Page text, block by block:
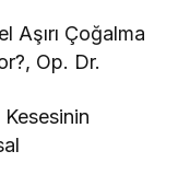
Aşırı Çoğalma
Op. Dr.
Kesesinin